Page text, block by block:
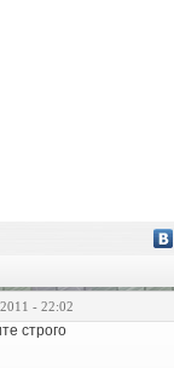
- 22:02
строго